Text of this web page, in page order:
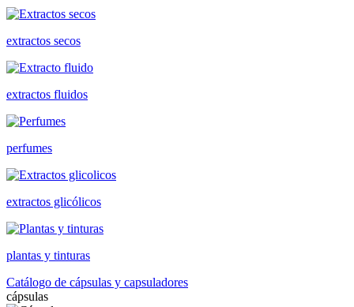
extractos secos
extractos fluidos
perfumes
extractos glicólicos
plantas y tinturas
Catálogo de cápsulas y capsuladores
cápsulas